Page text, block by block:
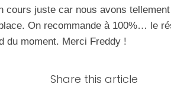
cours juste car nous avons
On recommande à 100%… le
du moment. Merci Freddy !
Share this article